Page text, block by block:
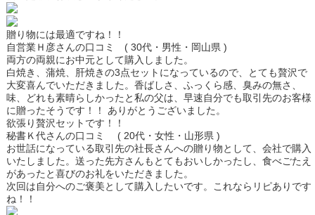
贈り物には最適ですね！！
自営業Ｈ彦さんの口コミ ( 30代・男性・岡山県 )
両方の両親にお中元として購入しました。
白焼き、蒲焼、肝焼きの3点セットになっているので、とても贅沢で
大変喜んでいただきました。香ばしさ、ふっくら感、臭みの無さ、
味、どれも素晴らしかった と私の父は、早速自分でも取引先のお客様
に贈ったそうです！！ ありがとうございました。
欲張り贅沢セットです！！
秘書Ｋ代さんの口コミ ( 20代・女性・山形県 )
お世話になっている取引先の社長さんへの贈り物として、会社で購入
いたしました。 送った先方さんもとてもおいしかったし、食べごたえ
があったと喜びのお礼をいただきました。
次回は自分へのご褒美として購入したいです。
これならリピありです
ね！！